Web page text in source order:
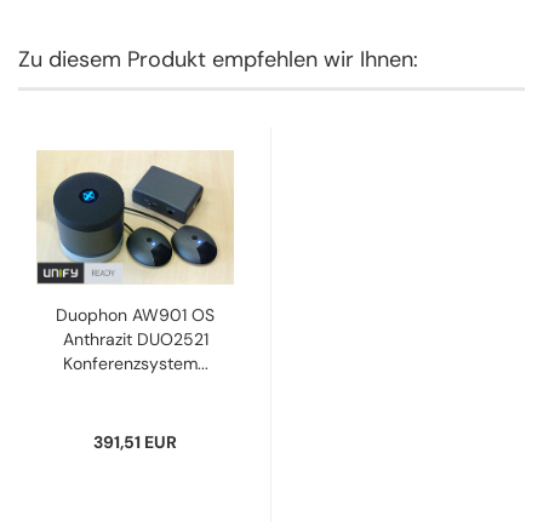
Zu diesem Produkt empfehlen wir Ihnen:
Duophon AW901 OS
Anthrazit DUO2521
Konferenzsystem...
391,51 EUR